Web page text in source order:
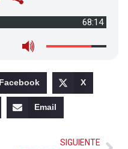
68:14
Facebook X
Email
SIGUIENTE